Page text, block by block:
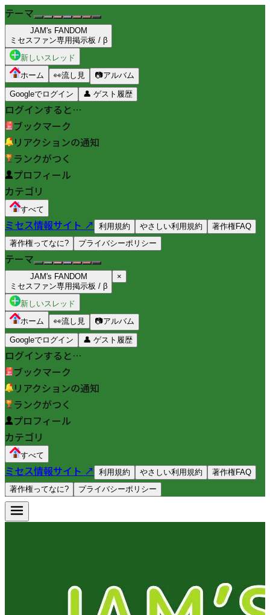
テーマ
JAM's FANDOM
ミセスファン専用掲示板 / β
新しいスレッド
ホーム
👀流し見 📷アルバム
Googleでログイン 👤 ゲスト履歴
ログインすると…
ブックマーク
リアクションの通知
ランクがつく
プロフィール
カテゴリ
すべて
ミセス情報サイト ↗ 利用規約 やさしい利用規約
著作権FAQ
著作権ってなに?
プライバシーポリシー
テーマ
JAM's FANDOM
ミセスファン専用掲示板 / β
×
新しいスレッド
ホーム
👀流し見 📷アルバム
Googleでログイン 👤 ゲスト履歴
ログインすると…
ブックマーク
リアクションの通知
ランクがつく
プロフィール
カテゴリ
すべて
ミセス情報サイト ↗ 利用規約 やさしい利用規約
著作権FAQ
著作権ってなに?
プライバシーポリシー